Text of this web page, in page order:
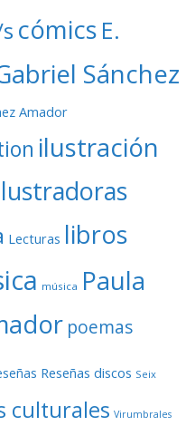
cómics E.
Sánchez
Amador
ilustración
Lecturas libros
música Paula
poemas
Reseñas discos Seix
culturales Virumbrales